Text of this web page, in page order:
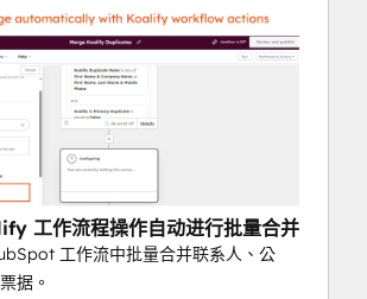
以及如何运行自动重复数据删除工
有不可预知的合并或数据丢失
用 Koalify 做什么
的重复数据删除规则、模糊匹配和
辑识别重复数据。
工作流程操作自动进行批量合并
工作流中批量合并联系人、公
据。